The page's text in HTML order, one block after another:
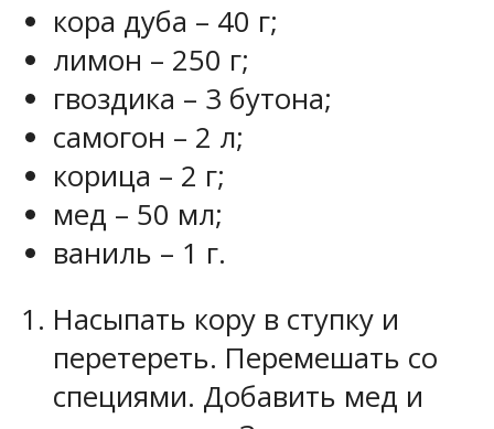
кора дуба – 40 г;
лимон – 250 г;
гвоздика – 3 бутона;
самогон – 2 л;
корица – 2 г;
мед – 50 мл;
ваниль – 1 г.
Насыпать кору в ступку и
перетереть. Перемешать со
специями. Добавить мед и